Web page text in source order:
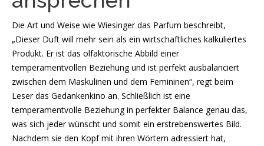
Die Art und Weise wie Wiesinger das Parfum beschreibt,
„Dieser Duft will mehr sein als ein wirtschaftliches kalkuliertes
Produkt. Er ist das olfaktorische Abbild einer
temperamentvollen Beziehung und ist perfekt ausbalanciert
zwischen dem Maskulinen und dem Femininen“, regt beim
Leser das Gedankenkino an. Schließlich ist eine
temperamentvolle Beziehung in perfekter Balance genau das,
was sich jeder wünscht und somit ein erstrebenswertes Bild.
Nachdem sie den Kopf mit ihren Wörtern adressiert hat,